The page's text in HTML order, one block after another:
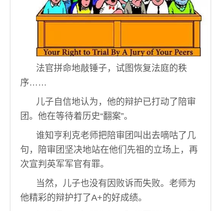
法官拼命地敲锤子，试图恢复法庭的秩
序……
儿子自信地认为，他的辩护已打动了陪审
团。他在等待着历史“翻案”。
谁知亨利克老师把陪审团叫出去嘀咕了几
句，陪审团坚决地站在他们先祖的立场上，再
次宣判英军军官有罪。
当然，儿子也没有因败诉而失败。老师为
他精彩的辩护打了A+的好成绩。